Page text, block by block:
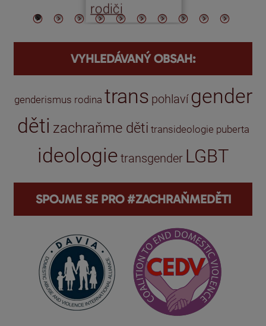
rodiči
VYHLEDÁVANÝ OBSAH:
genderismus rodina trans pohlaví gender
děti zachraňme děti transideologie puberta
ideologie transgender LGBT
SPOJME SE PRO #ZACHRAŇMEDĚTI